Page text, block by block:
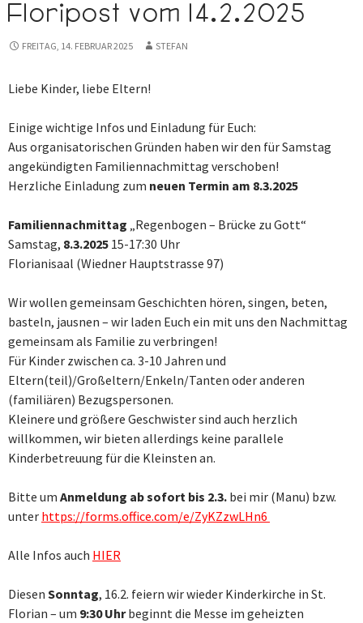
Floripost vom 14.2.2025
FREITAG, 14. FEBRUAR 2025 STEFAN
Liebe Kinder, liebe Eltern!
Einige wichtige Infos und Einladung für Euch:
Aus organisatorischen Gründen haben wir den für Samstag
angekündigten Familiennachmittag verschoben!
Herzliche Einladung zum neuen Termin am 8.3.2025
Familiennachmittag „Regenbogen – Brücke zu Gott“
Samstag, 8.3.2025 15-17:30 Uhr
Florianisaal (Wiedner Hauptstrasse 97)
Wir wollen gemeinsam Geschichten hören, singen, beten,
basteln, jausnen – wir laden Euch ein mit uns den Nachmittag
gemeinsam als Familie zu verbringen!
Für Kinder zwischen ca. 3-10 Jahren und
Eltern(teil)/Großeltern/Enkeln/Tanten oder anderen
(familiären) Bezugspersonen.
Kleinere und größere Geschwister sind auch herzlich
willkommen, wir bieten allerdings keine parallele
Kinderbetreuung für die Kleinsten an.
Bitte um Anmeldung ab sofort bis 2.3. bei mir (Manu) bzw.
unter https://forms.office.com/e/ZyKZzwLHn6
Alle Infos auch HIER
Diesen Sonntag, 16.2. feiern wir wieder Kinderkirche in St.
Florian – um 9:30 Uhrbeginnt die Messe im geheizten